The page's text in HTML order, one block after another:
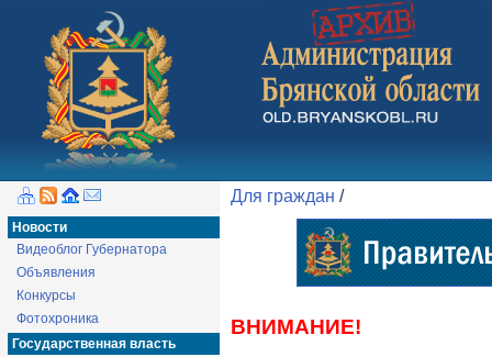
Новости
Видеоблог Губернатора
Объявления
Конкурсы
Фотохроника
Государственная власть
Для граждан /
ВНИМАНИЕ!